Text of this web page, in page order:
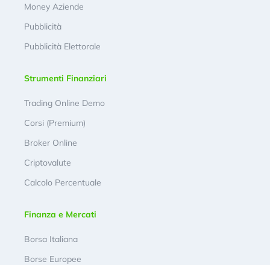
Money Aziende
Pubblicità
Pubblicità Elettorale
Strumenti Finanziari
Trading Online Demo
Corsi (Premium)
Broker Online
Criptovalute
Calcolo Percentuale
Finanza e Mercati
Borsa Italiana
Borse Europee